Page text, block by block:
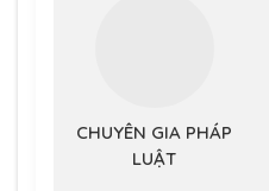
CHUYÊN GIA PHÁP
LUẬT